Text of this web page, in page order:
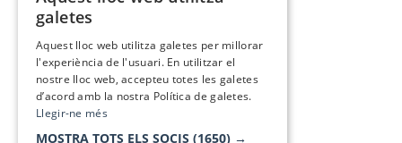
galetes
Aquest lloc web utilitza galetes per millorar
l'experiència de l'usuari. En utilitzar el
nostre lloc web, accepteu totes les galetes
d’acord amb la nostra Política de galetes.
Llegir-ne més
MOSTRA TOTS ELS SOCIS (1650) →